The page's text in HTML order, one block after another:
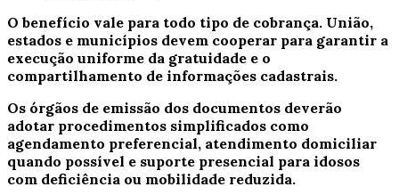
O benefício vale para todo tipo de cobrança. União,
estados e municípios devem cooperar para garantir a
execução uniforme da gratuidade e o
compartilhamento de informações cadastrais.
Os órgãos de emissão dos documentos deverão
adotar procedimentos simplificados como
agendamento preferencial, atendimento domiciliar
quando possível e suporte presencial para idosos
com deficiência ou mobilidade reduzida.